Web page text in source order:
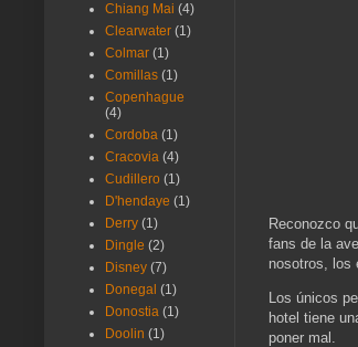
Reconozco
fans de la
nosotros, los
Los únicos
hotel tiene
poner mal.
Chiang Mai (4)
Clearwater (1)
Colmar (1)
Comillas (1)
Copenhague
(4)
Cordoba (1)
Cracovia (4)
Cudillero (1)
D'hendaye (1)
Derry (1)
Dingle (2)
Disney (7)
Donegal (1)
Donostia (1)
Doolin (1)